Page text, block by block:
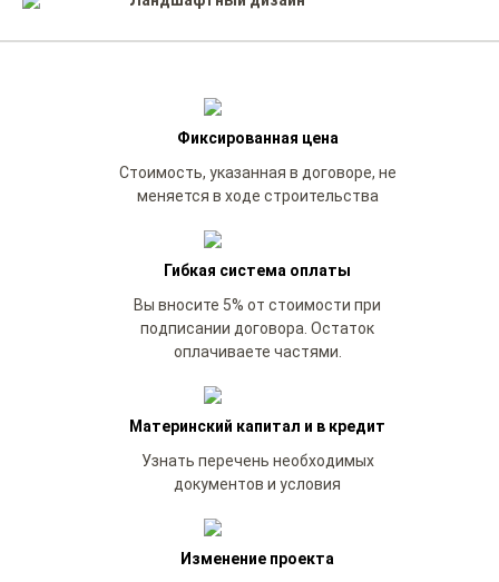
Фиксированная цена
Стоимость, указанная в договоре, не
меняется в ходе строительства
Гибкая система оплаты
Вы вносите 5% от стоимости при
подписании договора. Остаток
оплачиваете частями.
Материнский капитал и в кредит
Узнать перечень необходимых
документов и условия
Изменение проекта